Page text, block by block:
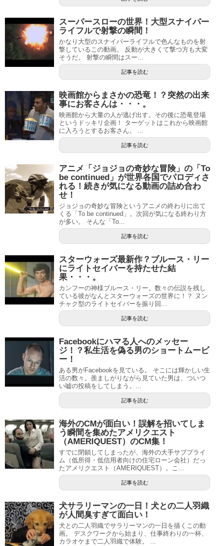
スーパースローの世界！大型スナイパー
ライフルで射撃の瞬間！
かなり大型のスナイパーライフルで色んなものを射
撃しているこの動画。 反動が大きくて撃つ方も大変
そうだ。 射撃の瞬間はスー...
記事を読む
映画館からまさかの恐竜！？突然の出来
事にお客さんは・・・。
映画館から大量の人が逃げ出す。その後に恐竜登場
というドッキリ企画！ ターゲットはこれから映画館
に入ろうとするお客さん。 ...
記事を読む
アニメ「ジョジョの奇妙な冒険」の「To
be continued」が世界各国でパロディさ
れる！続きが気になる動画の詰め合わ
せ！
ジョジョの奇妙な冒険というアニメの終わりに出て
くる「To be continued」。次回が気になる終わり方
が多い。 そんな「To...
記事を読む
スターウォーズ最新作？ブルース・リー
にライトセイバーを持たせた結
果・・・。
カンフーの神様ブルース・リー。数々の伝説を残し
ている彼がなんとスターウォーズの世界に！？ ヌン
チャク型のライトセイバーを振り回...
記事を読む
Facebookにハマる人へのメッセー
ジ！？私生活を偽る男のショートムービ
ー！
ある男がFacebookを見ている。 そこには輝かしい生
活の数々。羨ましがりながら見ていた男は、ついつ
い嘘の投稿をしてしまう。...
記事を読む
海外のCMが面白い！誤解を招いてしま
う瞬間を集めたアメリクエスト
（AMERIQUEST）のCM集！
すでに閉鎖してしまったが、海外の大手サブプライ
ム（低所得・低信用者向けの住宅ローン会社）だっ
たアメリクエスト（AMERIQUEST）。こ...
記事を読む
犬サラリーマンの一日！犬との二人羽織
が人間臭すぎて面白い！
犬との二人羽織でサラリーマンの一日を描くこの動
画。 デスクワークから始まり、仕事終わりの一杯、
カラオケまで二人羽織で体験。 ...